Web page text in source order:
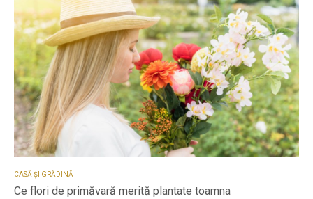
CASĂ ȘI GRĂDINĂ
Ce flori de primăvară merită plantate toamna